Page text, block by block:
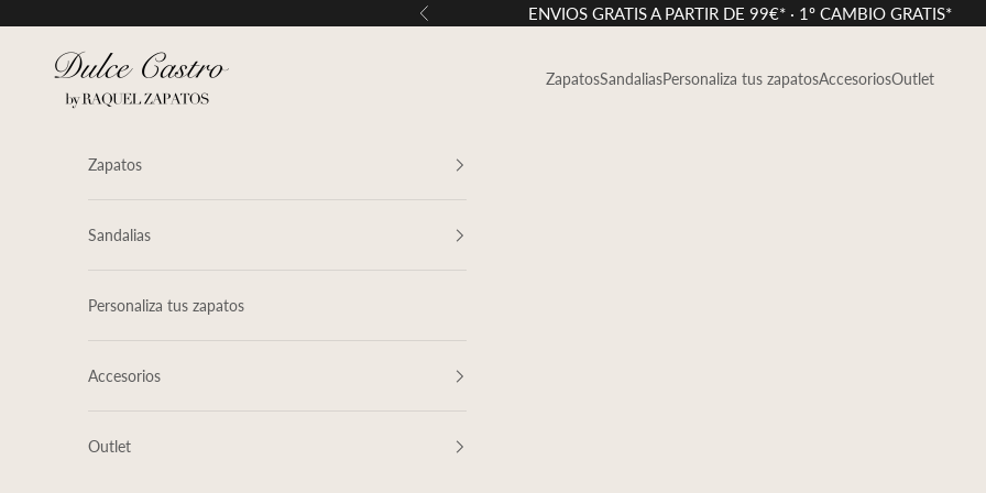
Anterior ENVIOS GRATIS A PARTIR DE 99€* · 1º CAMBIO GRATIS*
Dulce Castro
ZapatosSandaliasPersonaliza tus zapatosAccesoriosOutlet
Zapatos
Sandalias
Personaliza tus zapatos
Accesorios
Outlet